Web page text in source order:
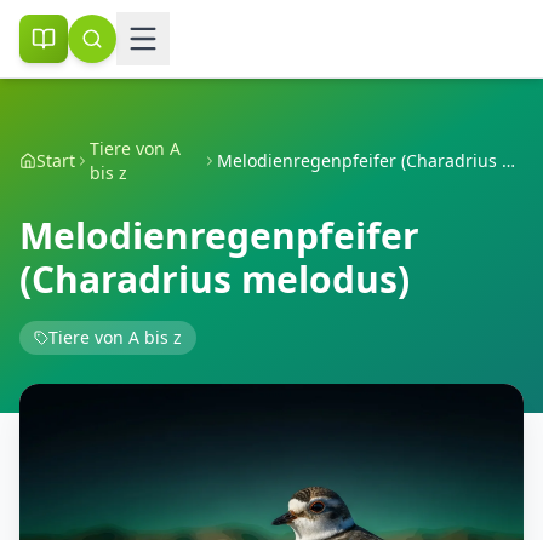
Start
Tiere von A
bis z
Melodienregenpfeifer (Charadrius melodus)
Melodienregenpfeifer
(Charadrius melodus)
Tiere von A bis z